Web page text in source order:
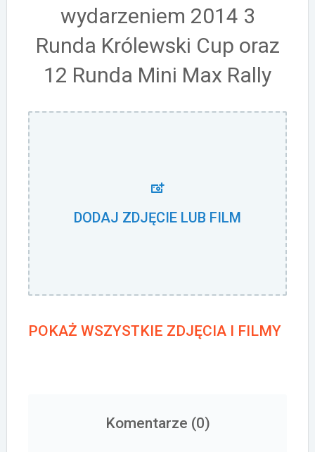
wydarzeniem 2014 3
Runda Królewski Cup oraz
12 Runda Mini Max Rally
DODAJ ZDJĘCIE LUB FILM
POKAŻ WSZYSTKIE ZDJĘCIA I FILMY
Komentarze (0)